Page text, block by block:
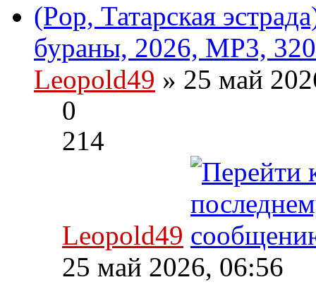
(Pop, Татарская
бураны, 2026, MP3,
Leopold49 » 25 май
0
214
Leopold49
25 май 2026, 06:56